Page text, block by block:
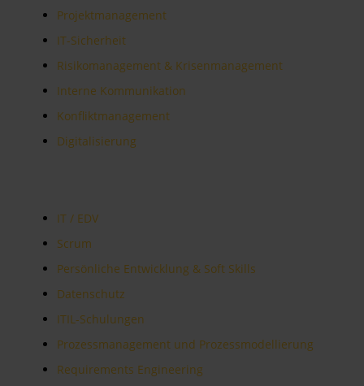
Projektmanagement
IT-Sicherheit
Risikomanagement & Krisenmanagement
Interne Kommunikation
Konfliktmanagement
Digitalisierung
IT / EDV
Scrum
Persönliche Entwicklung & Soft Skills
Datenschutz
ITIL-Schulungen
Prozessmanagement und Prozessmodellierung
Requirements Engineering